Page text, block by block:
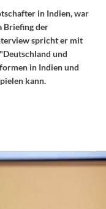
in Indien, war
Briefing der
spricht er mit
und
in Indien und
kann.